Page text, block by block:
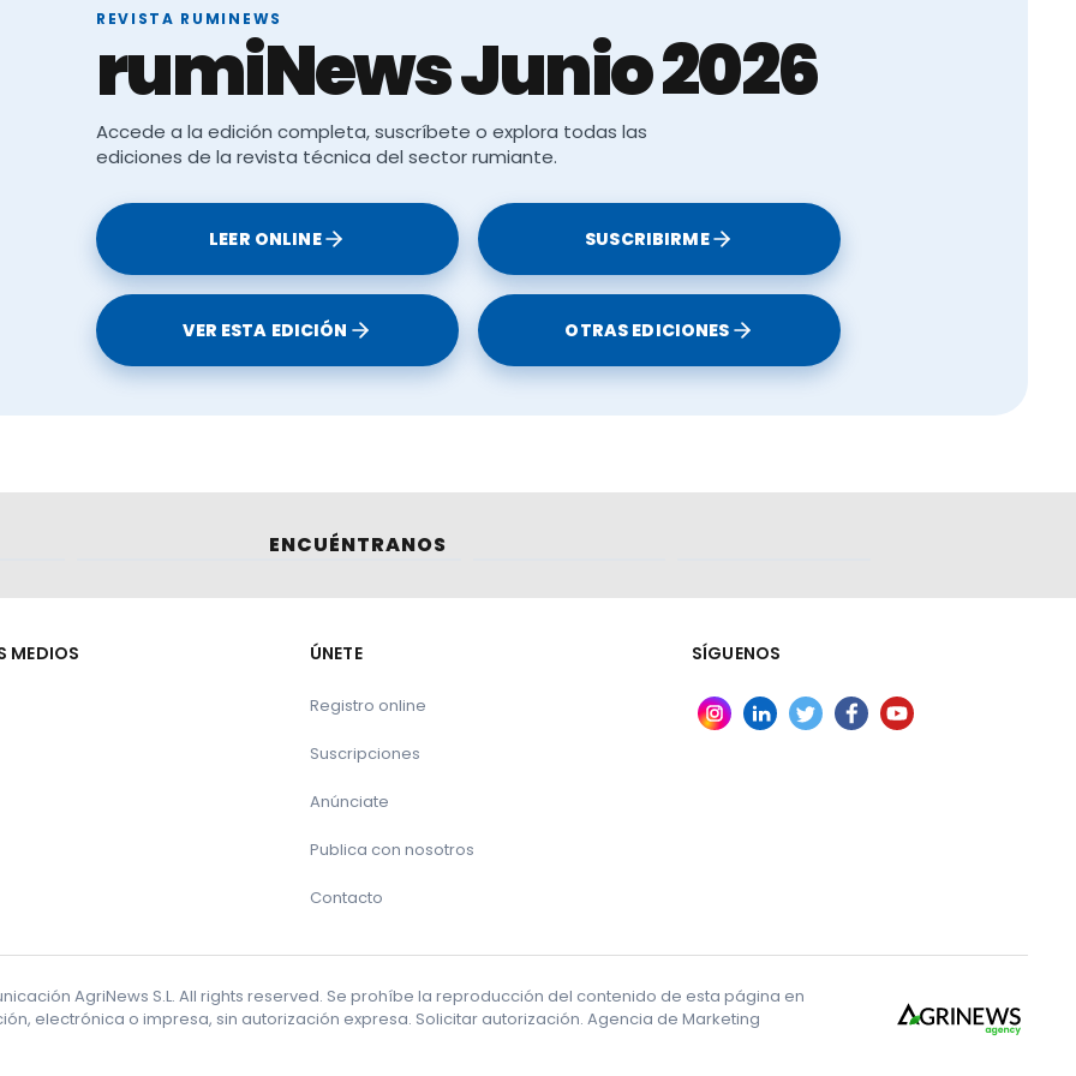
y ganaderos
REVISTA RUMINEWS
rumiNews Junio 2026
Accede a la edición completa, suscríbete o explora todas las
ediciones de la revista técnica del sector rumiante.
LEER ONLINE SUSCRIBIRME
VER ESTA EDICIÓN OTRAS EDICIONES
ENCUÉNTRANOS
MEDIOS ÚNETE
Registro online
Suscripciones
Anúnciate
Publica con nosotros
Contacto
SÍGUENOS
AgriNews S.L. All rights reserved. Se prohíbe la reproducción del contenido de esta página en
electrónica o impresa, sin autorización expresa. Solicitar autorización. Agencia de Marketing